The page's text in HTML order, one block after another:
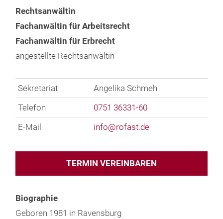
Rechtsanwältin
Fachanwältin für Arbeitsrecht
Fachanwältin für Erbrecht
angestellte Rechtsanwältin
Sekretariat
Angelika Schmeh
Telefon
0751 36331-60
E-Mail
info@rofast.de
TERMIN VEREINBAREN
Biographie
Geboren 1981 in Ravensburg